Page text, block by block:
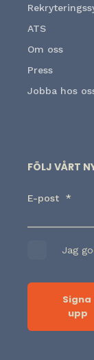
ATS
Om oss
Press
Jobba hos
FÖLJ VÅRT
E-post *
Jag